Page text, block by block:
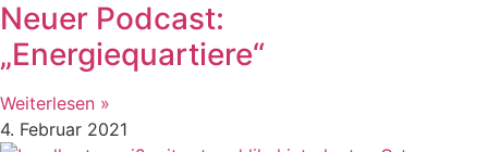
Neuer Podcast:
„Energiequartiere“
Weiterlesen »
4. Februar 2021